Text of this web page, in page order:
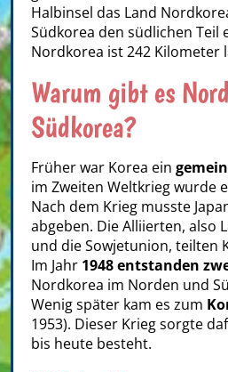
Halbinsel das Land
Südkorea den südlichen Teil
Nordkorea ist 242 Kilometer
Warum gibt es
Südkorea?
Früher war Korea ein
im Zweiten Weltkrieg wurde
Nach dem Krieg musste
abgeben. Die Alliierten, also
und die Sowjetunion, teilten
Im Jahr 1948 entstanden
Nordkorea im Norden und
Wenig später kam es zum
1953). Dieser Krieg sorgte
bis heute besteht.